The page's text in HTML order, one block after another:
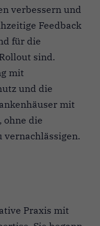
verbessern und
Feedback
für die
sind.
mit
und die
mit
ohne die
vernachlässigen.
Praxis mit